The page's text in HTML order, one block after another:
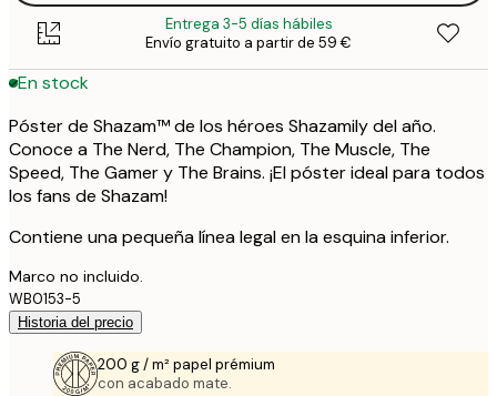
Entrega 3-5 días hábiles
Envío gratuito a partir de 59 €
En stock
Póster de Shazam™ de los héroes Shazamily del año.
Conoce a The Nerd, The Champion, The Muscle, The
Speed, The Gamer y The Brains. ¡El póster ideal para todos
los fans de Shazam!
Contiene una pequeña línea legal en la esquina inferior.
Marco no incluido.
WB0153-5
Historia del precio
200 g / m² papel prémium
con acabado mate.